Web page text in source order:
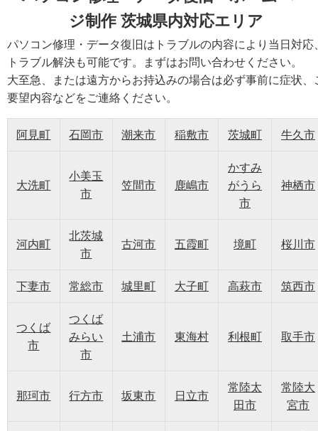
ジ制作 茨城県内対応エリア
パソコン修理・データ復旧はトラブルの内容により当日対応
トラブル解決も可能です。まずはお問い合わせください。
大至急、または遠方からお持込みの場合は必ず事前に症状、
要望内容などをご連絡ください。
阿見町 石岡市 潮来市 稲敷市 茨城町 牛久市
大洗町
小美玉
市
笠間市 鹿嶋市
かすみ
がうら
市
神栖市
河内町
北茨城
市
古河市 五霞町 境町 桜川市
下妻市 常総市 城里町 大子町 高萩市 筑西市
つくば
市
つくば
みらい
市
土浦市 東海村 利根町 取手市
那珂市 行方市 坂東市 日立市
常陸太
田市
常陸大
宮市